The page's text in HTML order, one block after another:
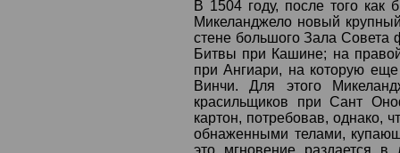
В 1504 году, после того как
Микеланджело новый
стене большого Зала Совета
Битвы при Кашине; на
при Ангиари, на которую
Винчи. Для этого
красильщиков при Сант
картон, потребовав, однако,
обнаженными телами,